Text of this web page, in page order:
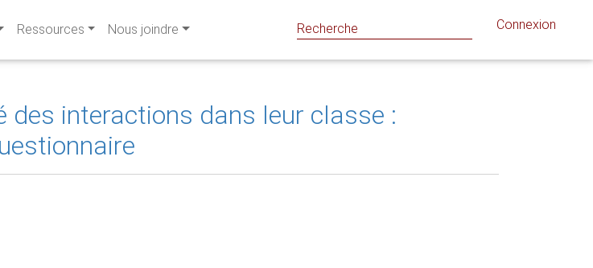
Ressources Nous joindre Connexion
des interactions dans leur classe :